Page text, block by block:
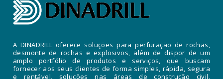
A DINADRILL oferece soluções para perfuração de rochas,
desmonte de rochas e explosivos, além de dispor de um
amplo portfólio de produtos e serviços, que buscam
fornecer aos seus clientes de forma simples, rápida, segura
e rentável, soluções nas áreas de construção civil,